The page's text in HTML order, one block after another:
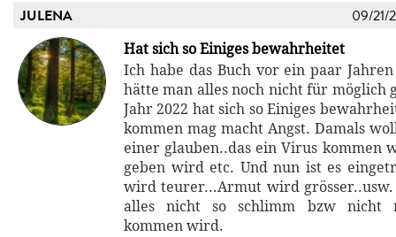
JULENA 09/21/
Hat sich so Einiges bewahrheitet
Ich habe das Buch vor ein paar
hätte man alles noch nicht für möglich
Jahr 2022 hat sich so Einiges
kommen mag macht Angst. Damals
einer glauben..das ein Virus kommen
geben wird etc. Und nun ist es
wird teurer...Armut wird
alles nicht so schlimm bzw nicht
kommen wird.